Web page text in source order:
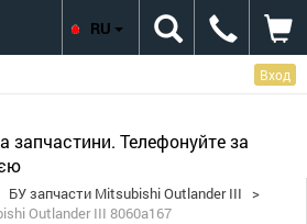
Вход
запчастини. Телефонуйте за
RU
БУ запчасти Mitsubishi Outlander III
>
Outlander III 8060a167